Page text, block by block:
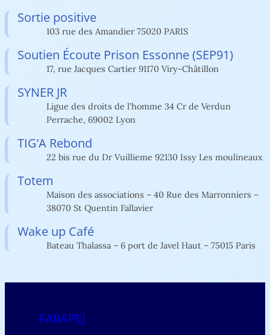
Sortie positive
103 rue des Amandier 75020 PARIS
Soutien Écoute Prison Essonne (SEP91)
17, rue Jacques Cartier 91170 Viry-Châtillon
SYNER JR
Ligue des droits de l’homme 34 Cr de Verdun
Perrache, 69002 Lyon
TIG’A Rebond
22 bis rue du Dr Vuillieme 92130 Issy Les moulineaux
Totem
Maison des associations – 40 Rue des Marronniers –
38070 St Quentin Fallavier
Wake up Café
Bateau Thalassa – 6 port de Javel Haut – 75015 Paris
FARAPEJ